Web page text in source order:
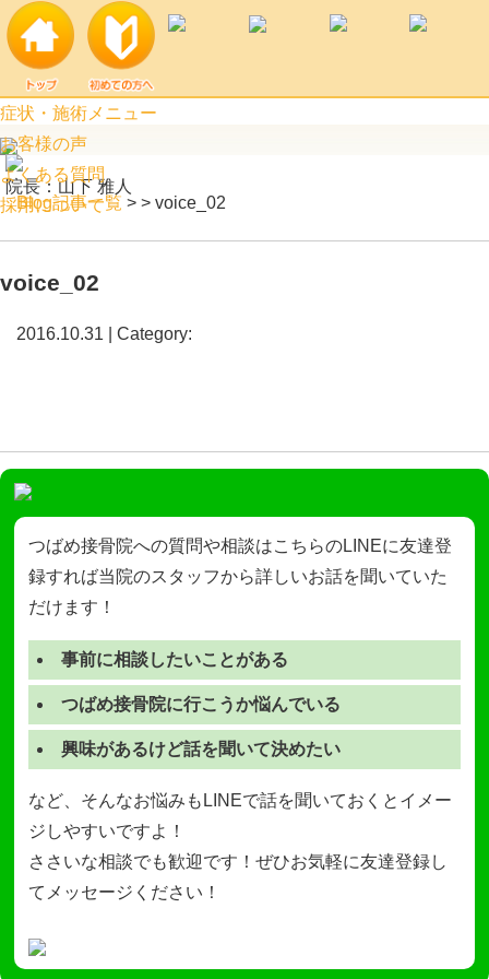
voice_02 | 阿見町口コミ上位のつばめ接骨院
症状・施術メニュー
お客様の声
よくある質問
採用について
院長：山下 雅人
Blog記事一覧 > > voice_02
voice_02
2016.10.31 | Category:
つばめ接骨院への質問や相談はこちらのLINEに友達登
録すれば当院のスタッフから詳しいお話を聞いていた
だけます！
事前に相談したいことがある
つばめ接骨院に行こうか悩んでいる
興味があるけど話を聞いて決めたい
など、そんなお悩みもLINEで話を聞いておくとイメー
ジしやすいですよ！
ささいな相談でも歓迎です！ぜひお気軽に友達登録し
てメッセージください！